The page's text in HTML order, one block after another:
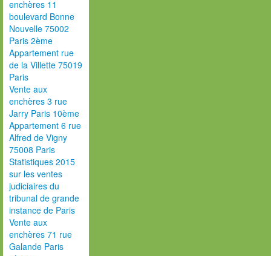
enchères 11
boulevard Bonne
Nouvelle 75002
Paris 2ème
Appartement rue
de la Villette 75019
Paris
Vente aux
enchères 3 rue
Jarry Paris 10ème
Appartement 6 rue
Alfred de Vigny
75008 Paris
Statistiques 2015
sur les ventes
judiciaires du
tribunal de grande
instance de Paris
Vente aux
enchères 71 rue
Galande Paris